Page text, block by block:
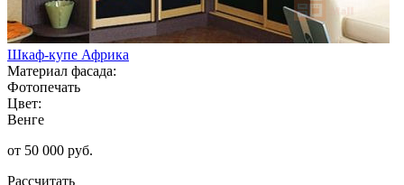
Шкаф-купе Африка
Материал фасада:
Фотопечать
Цвет:
Венге
от 50 000 руб.
Рассчитать